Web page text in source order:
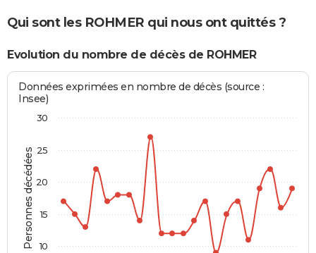
Qui sont les ROHMER qui nous ont quittés ?
Evolution du nombre de décès de ROHMER
Personnes décédées
Données exprimées en nombre de décès (source :
Insee)
10
15
20
25
30